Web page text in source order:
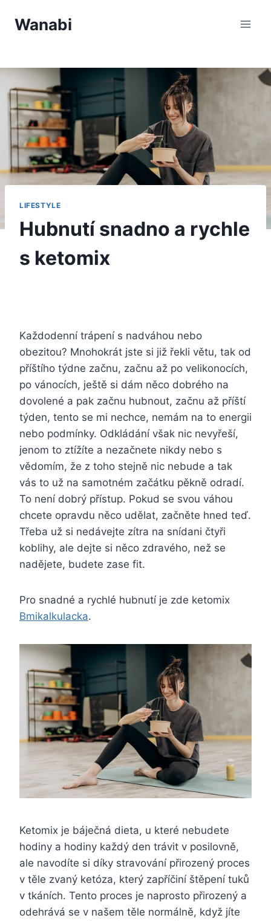
Wanabi
LIFESTYLE
Hubnutí snadno a rychle
s ketomix
Každodenní trápení s nadváhou nebo
obezitou? Mnohokrát jste si již řekli větu, tak od
příštího týdne začnu, začnu až po velikonocích,
po vánocích, ještě si dám něco dobrého na
dovolené a pak začnu hubnout, začnu až příští
týden, tento se mi nechce, nemám na to energii
nebo podmínky. Odkládání však nic nevyřeší,
jenom to ztížíte a nezačnete nikdy nebo s
vědomím, že z toho stejně nic nebude a tak
vás to už na samotném začátku pěkně odradí.
To není dobrý přístup. Pokud se svou váhou
chcete opravdu něco udělat, začněte hned teď.
Třeba už si nedávejte zítra na snídani čtyři
koblihy, ale dejte si něco zdravého, než se
nadějete, budete zase fit.
Pro snadné a rychlé hubnutí je zde ketomix
Bmikalkulacka.
Ketomix je báječná dieta, u které nebudete
hodiny a hodiny každý den trávit v posilovně,
ale navodíte si díky stravování přirozený proces
v těle zvaný ketóza, který zapříčiní štěpení tuků
v tkáních. Tento proces je naprosto přirozený a
odehrává se v našem těle normálně, když jíte